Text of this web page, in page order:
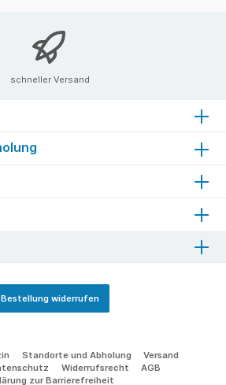
schneller Versand
Bestellung widerrufen
Standorte und Abholung
Versand
Widerrufsrecht
AGB
zur Barrierefreiheit